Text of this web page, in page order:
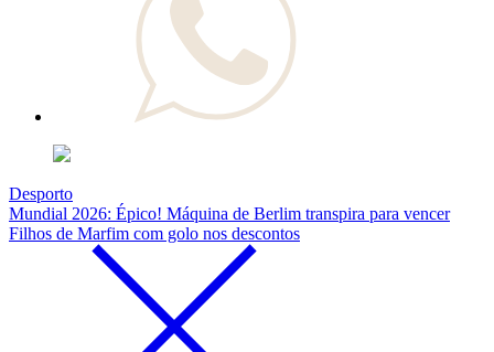
Desporto
Mundial 2026: Épico! Máquina de Berlim transpira para vencer
Filhos de Marfim com golo nos descontos